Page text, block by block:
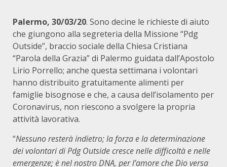
Palermo, 30/03/20. Sono decine le richieste di aiuto
che giungono alla segreteria della Missione “Pdg
Outside”, braccio sociale della Chiesa Cristiana
“Parola della Grazia” di Palermo guidata dall’Apostolo
Lirio Porrello; anche questa settimana i volontari
hanno distribuito gratuitamente alimenti per
famiglie bisognose e che, a causa dell’isolamento per
Coronavirus, non riescono a svolgere la propria
attività lavorativa.
“Nessuno resterà indietro; la forza e la determinazione
dei volontari di Pdg Outside cresce nelle difficoltà e nelle
emergenze; è nel nostro DNA, per l’amore che Dio versa